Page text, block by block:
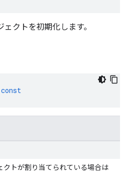
ェクトを初期化します。
const
クトが割り当てられている場合は